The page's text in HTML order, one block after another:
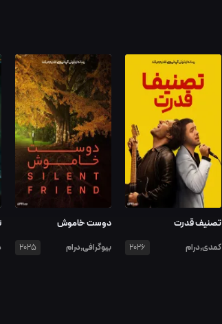
تصنیف قدرت
کمدی,درام 2026
دوست خاموش
بیوگرافی,درام 2025